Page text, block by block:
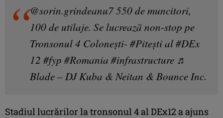
@sorin.grindeanu7550 de muncitori,
100 de utilaje. Se lucrează non-stop pe
Tronsonul 4 Coloneşti- #Piteştial#DEx
12 #fyp #Romania #infrastructure ♬
Blade – DJ Kuba & Neitan & Bounce Inc.
Stadiul lucrărilor la tronsonul 4 al DEx12 a ajuns